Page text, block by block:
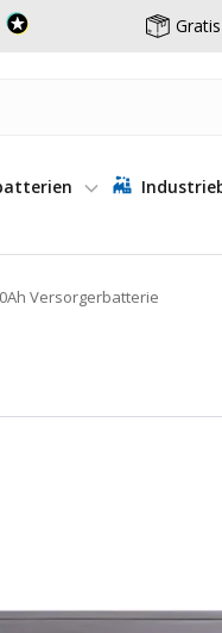
Versorgerbatterie